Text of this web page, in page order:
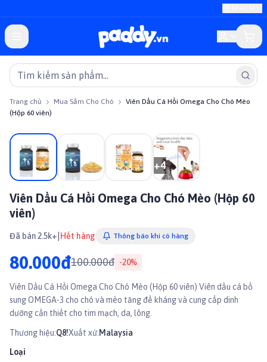
Trang chủ Mua Sắm Cho Chó
Viên Dầu Cá Hồi Omega Cho Chó Mèo
(Hộp 60 viên)
Giảm giá
+4
Viên Dầu Cá Hồi Omega Cho Chó Mèo (Hộp 60
viên)
Đã bán 2.5k+ Hết hàng Thông báo khi có hàng
80.000đ100.000đ -20%
Viên Dầu Cá Hồi Omega Cho Chó Mèo (Hộp 60 viên) Viên dầu cá bổ
sung OMEGA-3 cho chó và mèo tăng đề kháng và cung cấp dinh
dưỡng cần thiết cho tim mạch, da, lông.
Thương hiệu:Q8!Xuất xứ:Malaysia
Loại